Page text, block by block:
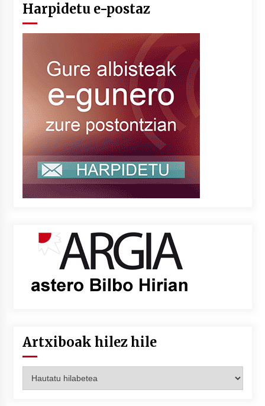
Harpidetu e-postaz
Artxiboak hilez hile
hilez